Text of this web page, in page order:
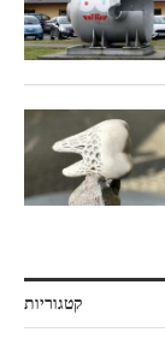
קטגוריות